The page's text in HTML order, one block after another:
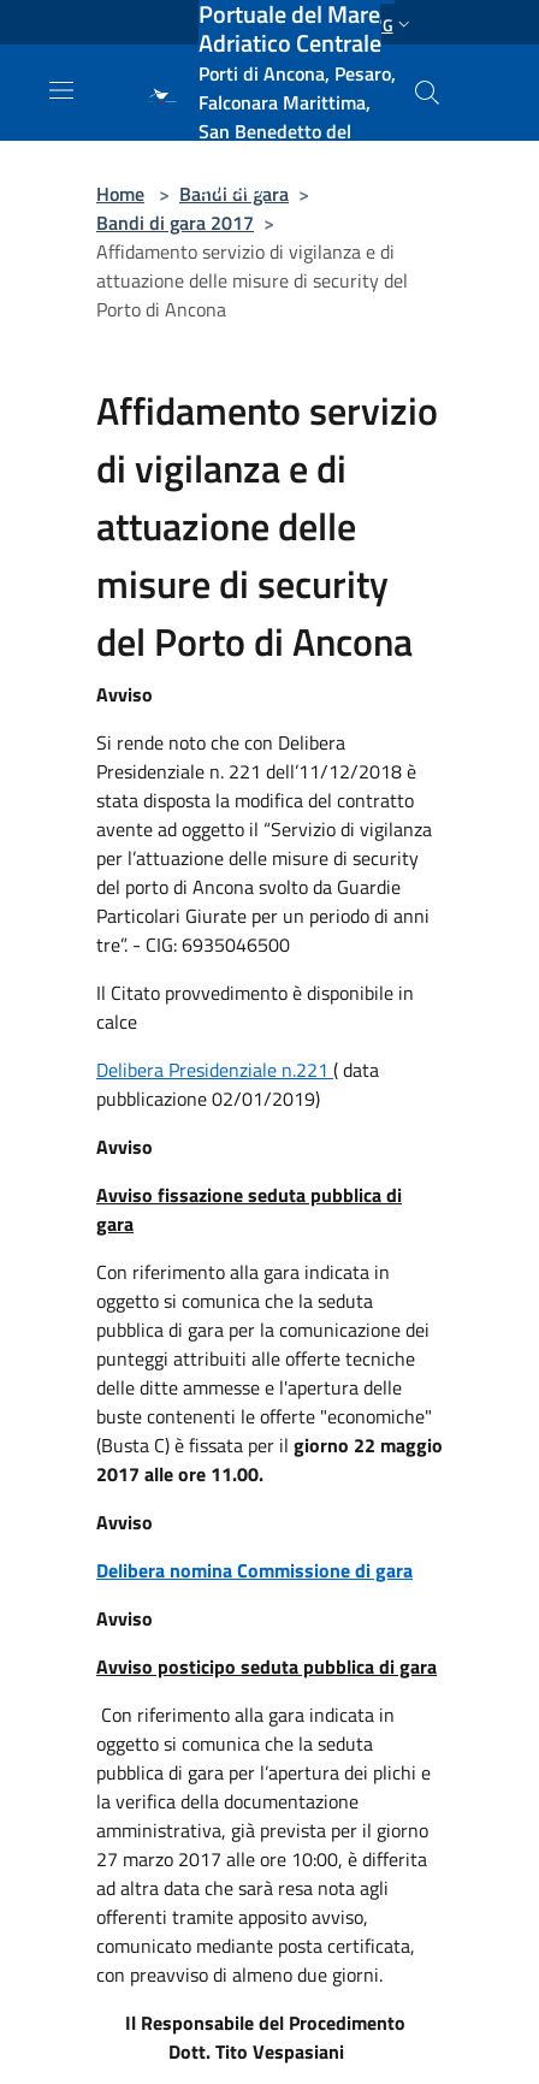
Salta al contenuto principale ENG
Portuale del Mare
Adriatico Centrale
Porti di Ancona, Pesaro,
Falconara Marittima,
San Benedetto del
e Vasto
Home > Bandi di gara >
Bandi di gara 2017 >
Affidamento servizio di vigilanza e di
attuazione delle misure di security del
Porto di Ancona
Affidamento servizio
di vigilanza e di
attuazione delle
misure di security
del Porto di Ancona
Avviso
Si rende noto che con Delibera
Presidenziale n. 221 dell’11/12/2018 è
stata disposta la modifica del contratto
avente ad oggetto il “Servizio di vigilanza
per l’attuazione delle misure di security
del porto di Ancona svolto da Guardie
Particolari Giurate per un periodo di anni
tre”. - CIG: 6935046500
Il Citato provvedimento è disponibile in
calce
Delibera Presidenziale n.221 ( data
pubblicazione 02/01/2019)
Avviso
Avviso fissazione seduta pubblica di
gara
Con riferimento alla gara indicata in
oggetto si comunica che la seduta
pubblica di gara per la comunicazione dei
punteggi attribuiti alle offerte tecniche
delle ditte ammesse e l'apertura delle
buste contenenti le offerte "economiche"
(Busta C) è fissata per il giorno 22 maggio
2017 alle ore 11.00.
Avviso
Delibera nomina Commissione di gara
Avviso
Avviso posticipo seduta pubblica di gara
Con riferimento alla gara indicata in
oggetto si comunica che la seduta
pubblica di gara per l’apertura dei plichi e
la verifica della documentazione
amministrativa, già prevista per il giorno
27 marzo 2017 alle ore 10:00, è differita
ad altra data che sarà resa nota agli
offerenti tramite apposito avviso,
comunicato mediante posta certificata,
con preavviso di almeno due giorni.
Il Responsabile del Procedimento
Dott. Tito Vespasiani